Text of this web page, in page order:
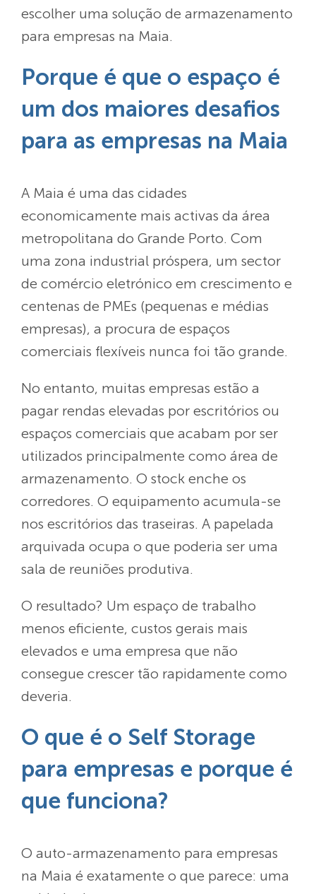
escolher uma solução de armazenamento
para empresas na Maia.
Porque é que o espaço é
um dos maiores desafios
para as empresas na Maia
A Maia é uma das cidades
economicamente mais activas da área
metropolitana do Grande Porto. Com
uma zona industrial próspera, um sector
de comércio eletrónico em crescimento e
centenas de PMEs (pequenas e médias
empresas), a procura de espaços
comerciais flexíveis nunca foi tão grande.
No entanto, muitas empresas estão a
pagar rendas elevadas por escritórios ou
espaços comerciais que acabam por ser
utilizados principalmente como área de
armazenamento. O stock enche os
corredores. O equipamento acumula-se
nos escritórios das traseiras. A papelada
arquivada ocupa o que poderia ser uma
sala de reuniões produtiva.
O resultado? Um espaço de trabalho
menos eficiente, custos gerais mais
elevados e uma empresa que não
consegue crescer tão rapidamente como
deveria.
O que é o Self Storage
para empresas e porque é
que funciona?
O auto-armazenamento para empresas
na Maia é exatamente o que parece: uma